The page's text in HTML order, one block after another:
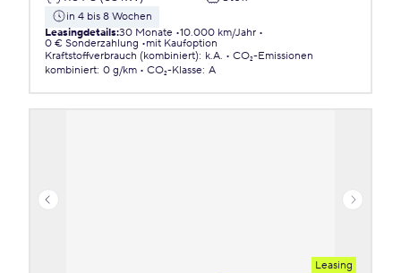
in 4 bis 8 Wochen
Leasingdetails:30 Monate 10.000 km/Jahr
0 € Sonderzahlung
mit Kaufoption
Kraftstoffverbrauch (kombiniert): k.A.
CO₂-Emissionen
kombiniert: 0 g/km CO₂-Klasse: A
Leasing